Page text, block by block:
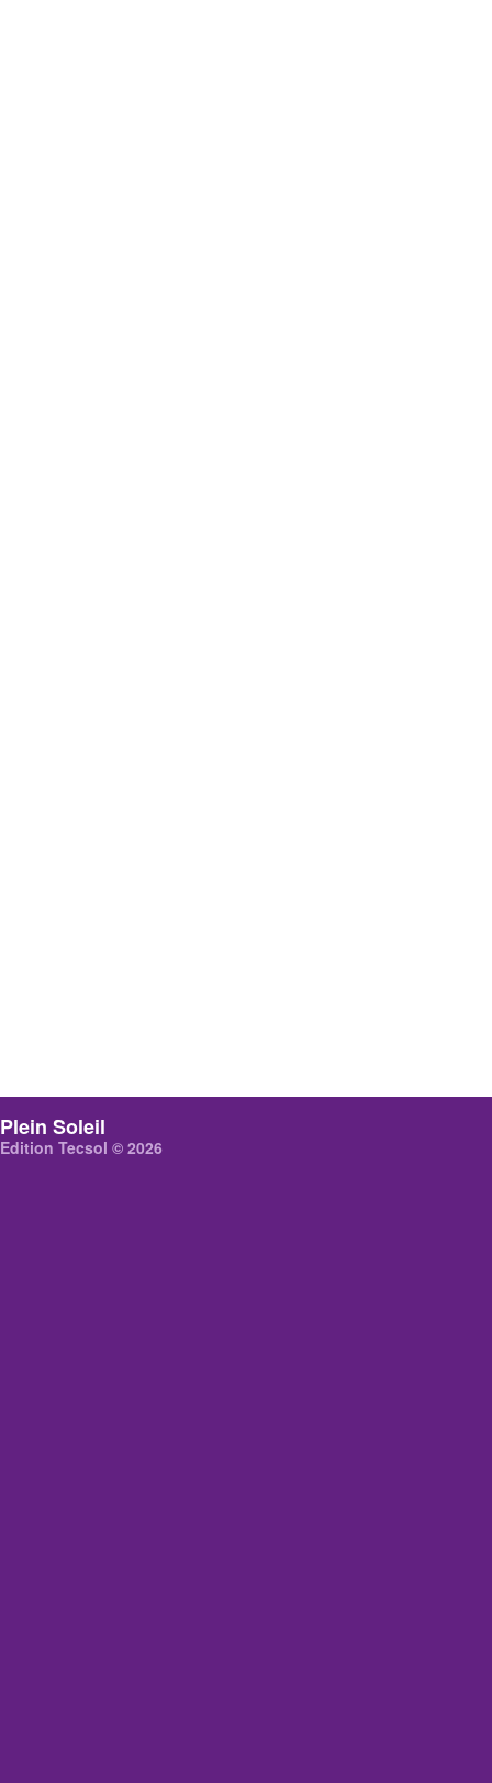
Plein Soleil
Edition Tecsol © 2026